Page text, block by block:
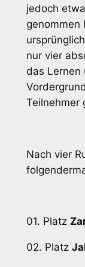
jedoch
genommen
nur vier
das Lernen
Teilnehmer
Nach vier
01. Platz
02. Platz